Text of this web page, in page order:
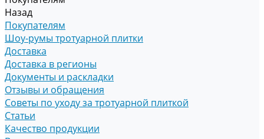
Назад
Покупателям
Шоу-румы тротуарной плитки
Доставка
Доставка в регионы
Документы и раскладки
Отзывы и обращения
Советы по уходу за тротуарной плиткой
Статьи
Качество продукции